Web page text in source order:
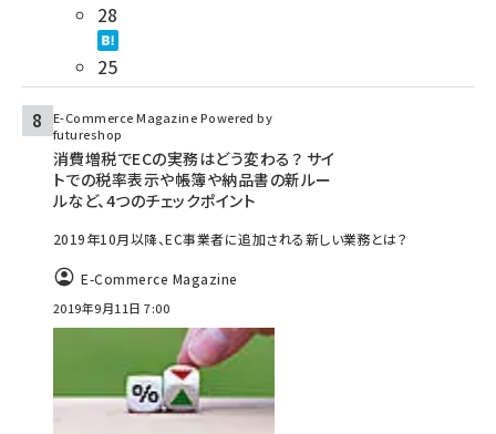
28
25
E-Commerce Magazine Powered by
futureshop
消費増税でECの実務はどう変わる？ サイ
トでの税率表示や帳簿や納品書の新ルー
ルなど、4つのチェックポイント
2019年10月以降、EC事業者に追加される新しい業務とは？
E-Commerce Magazine
2019年9月11日 7:00